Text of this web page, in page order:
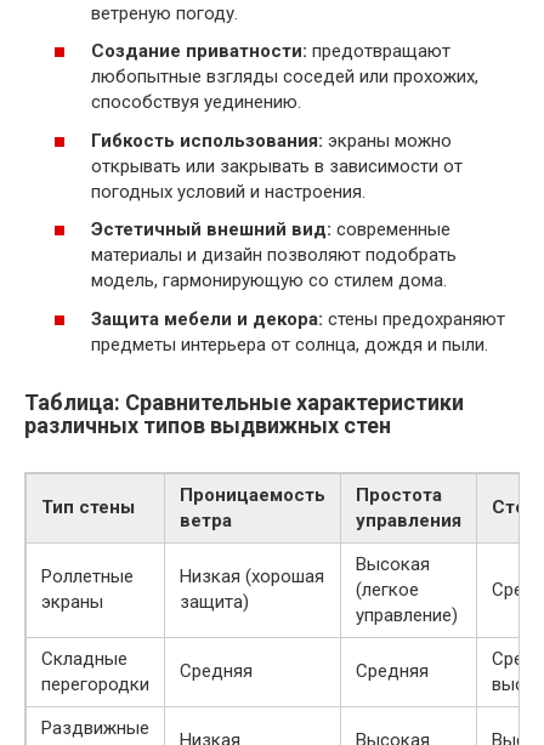
ветреную погоду.
Создание приватности: предотвращают
любопытные взгляды соседей или прохожих,
способствуя уединению.
Гибкость использования: экраны можно
открывать или закрывать в зависимости от
погодных условий и настроения.
Эстетичный внешний вид: современные
материалы и дизайн позволяют подобрать
модель, гармонирующую со стилем дома.
Защита мебели и декора: стены предохраняют
предметы интерьера от солнца, дождя и пыли.
Таблица: Сравнительные характеристики
различных типов выдвижных стен
Тип стены
Проницаемость
ветра
Простота
управления
Роллетные
экраны
Низкая (хорошая
защита)
Высокая
(легкое
управление)
Складные
перегородки
Средняя Средняя
Раздвижные
Низкая Высокая